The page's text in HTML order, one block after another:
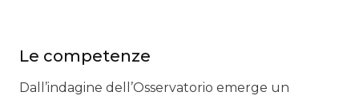
Le competenze
Dall’indagine dell’Osservatorio emerge un